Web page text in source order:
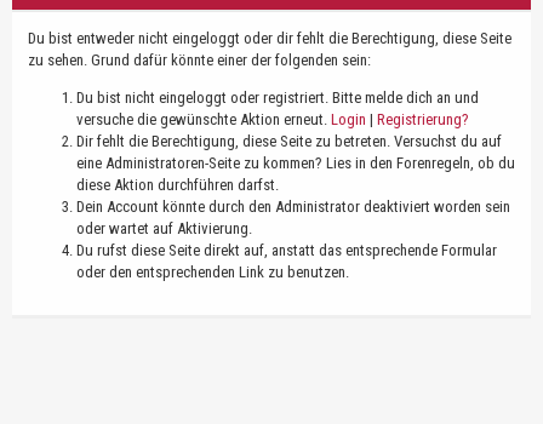
Du bist entweder nicht eingeloggt oder dir fehlt die Berechtigung, diese Seite
zu sehen. Grund dafür könnte einer der folgenden sein:
Du bist nicht eingeloggt oder registriert. Bitte melde dich an und
versuche die gewünschte Aktion erneut. Login | Registrierung?
Dir fehlt die Berechtigung, diese Seite zu betreten. Versuchst du auf
eine Administratoren-Seite zu kommen? Lies in den Forenregeln, ob du
diese Aktion durchführen darfst.
Dein Account könnte durch den Administrator deaktiviert worden sein
oder wartet auf Aktivierung.
Du rufst diese Seite direkt auf, anstatt das entsprechende Formular
oder den entsprechenden Link zu benutzen.